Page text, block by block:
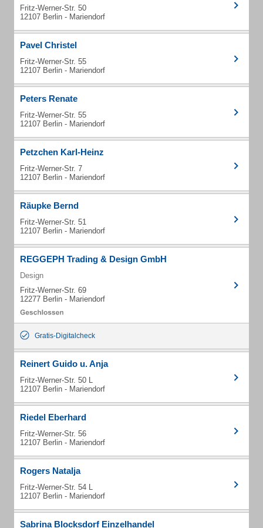
Fritz-Werner-Str. 50
12107 Berlin - Mariendorf
Pavel Christel
Fritz-Werner-Str. 55
12107 Berlin - Mariendorf
Peters Renate
Fritz-Werner-Str. 55
12107 Berlin - Mariendorf
Petzchen Karl-Heinz
Fritz-Werner-Str. 7
12107 Berlin - Mariendorf
Räupke Bernd
Fritz-Werner-Str. 51
12107 Berlin - Mariendorf
REGGEPH Trading & Design GmbH
Design
Fritz-Werner-Str. 69
12277 Berlin - Mariendorf
Gratis-Digitalcheck
Reinert Guido u. Anja
Fritz-Werner-Str. 50 L
12107 Berlin - Mariendorf
Riedel Eberhard
Fritz-Werner-Str. 56
12107 Berlin - Mariendorf
Rogers Natalja
Fritz-Werner-Str. 54 L
12107 Berlin - Mariendorf
Sabrina Blocksdorf Einzelhandel